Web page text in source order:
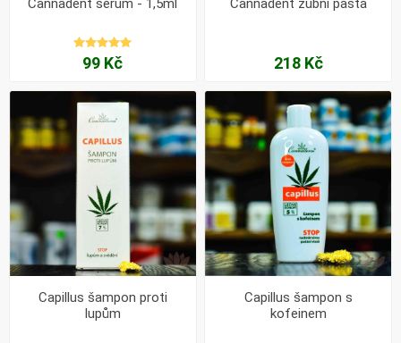
Cannadent sérum - 1,5ml
99 Kč
Cannadent zubní pasta
218 Kč
Capillus šampon proti
lupům
Capillus šampon s
kofeinem